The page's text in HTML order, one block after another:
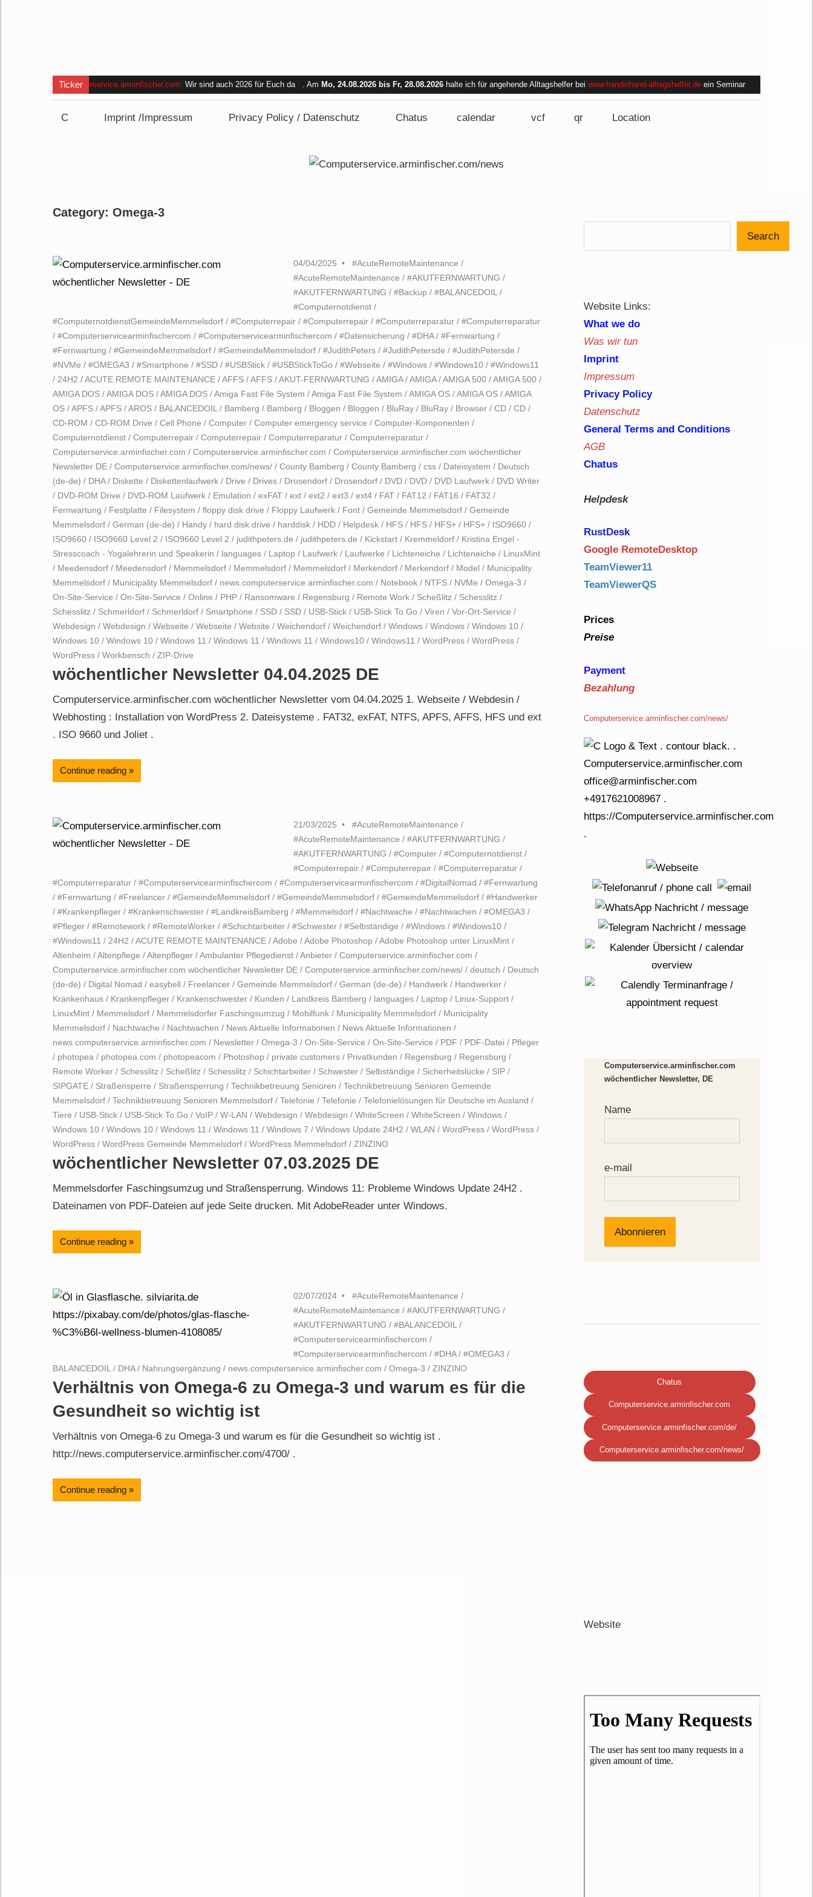
Ticker
Computerservice.arminfischer.com Wir sind auch 2026 für Euch da . Am Mo, 24.08.2026 bis Fr, 28.08.2026 halte ich für angehende Alltagshelfer bei www.handinhand-alltagshelfer.de ein Seminar
und bin im Zeitraumvon 09:00 bis 15:00 Uhr nicht erreichbar. Am Mi. 26.08.2026 sind wir nicht verfügbar.
C Imprint /Impressum Privacy Policy / Datenschutz Chatus calendar vcf qr Location
Category: Omega-3
04/04/2025 #AcuteRemoteMaintenance /
#AcuteRemoteMaintenance /#AKUTFERNWARTUNG /
#AKUTFERNWARTUNG /#Backup /#BALANCEDOIL /
#Computernotdienst /
#ComputernotdienstGemeindeMemmelsdorf / #Computerrepair / #Computerrepair / #Computerreparatur / #Computerreparatur
/ #Computerservicearminfischercom / #Computerservicearminfischercom / #Datensicherung / #DHA/ #Fernwartung /
#Fernwartung / #GemeindeMemmelsdorf / #GemeindeMemmelsdorf / #JudithPeters / #JudithPetersde / #JudithPetersde /
#NVMe / #OMEGA3 / #Smartphone / #SSD / #USBStick / #USBStickToGo / #Webseite / #Windows / #Windows10 / #Windows11
/ 24H2 /ACUTE REMOTE MAINTENANCE /AFFS /AFFS /AKUT-FERNWARTUNG /AMIGA/AMIGA/AMIGA 500 /AMIGA 500 /
AMIGA DOS /AMIGA DOS /AMIGA DOS /Amiga Fast File System /Amiga Fast File System /AMIGA OS /AMIGA OS /AMIGA
OS /APFS /APFS /AROS / BALANCEDOIL / Bamberg / Bamberg / Bloggen / Bloggen / BluRay / BluRay / Browser / CD / CD /
CD-ROM / CD-ROM Drive / Cell Phone / Computer / Computer emergency service / Computer-Komponenten /
Computernotdienst / Computerrepair / Computerrepair / Computerreparatur / Computerreparatur /
Computerservice.arminfischer.com / Computerservice.arminfischer.com / Computerservice.arminfischer.com wöchentlicher
Newsletter DE / Computerservice.arminfischer.com/news/ / County Bamberg / County Bamberg / css / Dateisystem / Deutsch
(de-de) / DHA/ Diskette / Diskettenlaufwerk / Drive / Drives / Drosendorf / Drosendorf / DVD / DVD / DVD Laufwerk / DVD Writer
/ DVD-ROM Drive / DVD-ROM Laufwerk / Emulation / exFAT / ext / ext2 / ext3 / ext4 / FAT / FAT12 / FAT16 / FAT32 /
Fernwartung / Festplatte / Filesystem / floppy disk drive / Floppy Laufwerk / Font / Gemeinde Memmelsdorf / Gemeinde
Memmelsdorf / German (de-de) / Handy / hard disk drive / harddisk / HDD / Helpdesk / HFS / HFS / HFS+ / HFS+ / ISO9660 /
ISO9660 / ISO9660 Level 2 / ISO9660 Level 2 / judithpeters.de / judithpeters.de / Kickstart / Kremmeldorf / Kristina Engel -
Stresscoach - Yogalehrerin und Speakerin / languages / Laptop / Laufwerk / Laufwerke / Lichteneiche / Lichteneiche / LinuxMint
/ Meedensdorf / Meedensdorf / Memmelsdorf / Memmelsdorf / Memmelsdorf / Merkendorf / Merkendorf / Model / Municipality
Memmelsdorf / Municipality Memmelsdorf / news.computerservice.arminfischer.com / Notebook / NTFS / NVMe / Omega-3 /
On-Site-Service / On-Site-Service / Online / PHP / Ransomware / Regensburg / Remote Work / Scheßlitz / Schesslitz /
Schesslitz / Schmerldorf / Schmerldorf / Smartphone / SSD / SSD / USB-Stick / USB-Stick To Go / Viren / Vor-Ort-Service /
Webdesign / Webdesign / Webseite / Webseite / Website / Weichendorf / Weichendorf / Windows / Windows / Windows 10 /
Windows 10 / Windows 10 / Windows 11 / Windows 11 / Windows 11 / Windows10 / Windows11 / WordPress / WordPress /
WordPress / Workbensch / ZIP-Drive
wöchentlicher Newsletter 04.04.2025 DE
Computerservice.arminfischer.com wöchentlicher Newsletter vom 04.04.2025 1. Webseite / Webdesin /
Webhosting : Installation von WordPress 2. Dateisysteme . FAT32, exFAT, NTFS, APFS, AFFS, HFS und ext
. ISO 9660 und Joliet .
Continue reading
21/03/2025 #AcuteRemoteMaintenance /
#AcuteRemoteMaintenance /#AKUTFERNWARTUNG /
#AKUTFERNWARTUNG /#Computer /#Computernotdienst /
#Computerrepair /#Computerrepair /#Computerreparatur /
#Computerreparatur / #Computerservicearminfischercom / #Computerservicearminfischercom / #DigitalNomad / #Fernwartung
/ #Fernwartung / #Freelancer / #GemeindeMemmelsdorf / #GemeindeMemmelsdorf / #GemeindeMemmelsdorf / #Handwerker
/ #Krankenpfleger / #Krankenschwester / #LandkreisBamberg / #Memmelsdorf / #Nachtwache / #Nachtwachen / #OMEGA3 /
#Pfleger / #Remotework / #RemoteWorker / #Schichtarbeiter / #Schwester / #Selbständige / #Windows / #Windows10 /
#Windows11 / 24H2 /ACUTE REMOTE MAINTENANCE /Adobe /Adobe Photoshop /Adobe Photoshop unter LinuxMint /
Altenheim /Altenpflege /Altenpfleger /Ambulanter Pflegedienst /Anbieter / Computerservice.arminfischer.com /
Computerservice.arminfischer.com wöchentlicher Newsletter DE / Computerservice.arminfischer.com/news/ / deutsch / Deutsch
(de-de) / Digital Nomad / easybell / Freelancer / Gemeinde Memmelsdorf / German (de-de) / Handwerk / Handwerker /
Krankenhaus / Krankenpfleger / Krankenschwester / Kunden / Landkreis Bamberg / languages / Laptop / Linux-Support /
LinuxMint / Memmelsdorf / Memmelsdorfer Faschingsumzug / Mobilfunk / Municipality Memmelsdorf / Municipality
Memmelsdorf / Nachtwache / Nachtwachen / News Aktuelle Informationen / News Aktuelle Informationen /
news.computerservice.arminfischer.com / Newsletter / Omega-3 / On-Site-Service / On-Site-Service / PDF / PDF-Datei / Pfleger
/ photopea / photopea.com / photopeacom / Photoshop / private customers / Privatkunden / Regensburg / Regensburg /
Remote Worker / Schesslitz / Scheßlitz / Schesslitz / Schichtarbeiter / Schwester / Selbständige / Sicherheitslücke / SIP /
SIPGATE / Straßensperre / Straßensperrung / Technikbetreuung Senioren / Technikbetreuung Senioren Gemeinde
Memmelsdorf / Technikbetreuung Senioren Memmelsdorf / Telefonie / Telefonie / Telefonielösungen für Deutsche im Ausland /
Tiere / USB-Stick / USB-Stick To Go / VoIP / W-LAN / Webdesign / Webdesign / WhiteScreen / WhiteScreen / Windows /
Windows 10 / Windows 10 / Windows 11 / Windows 11 / Windows 7 / Windows Update 24H2 / WLAN / WordPress / WordPress /
WordPress / WordPress Gemeinde Memmelsdorf / WordPress Memmelsdorf / ZINZINO
wöchentlicher Newsletter 07.03.2025 DE
Memmelsdorfer Faschingsumzug und Straßensperrung. Windows 11: Probleme Windows Update 24H2 .
Dateinamen von PDF-Dateien auf jede Seite drucken. Mit AdobeReader unter Windows.
Continue reading
02/07/2024 #AcuteRemoteMaintenance /
#AcuteRemoteMaintenance /#AKUTFERNWARTUNG /
#AKUTFERNWARTUNG /#BALANCEDOIL /
#Computerservicearminfischercom /
#Computerservicearminfischercom /#DHA/#OMEGA3 /
BALANCEDOIL / DHA/ Nahrungsergänzung / news.computerservice.arminfischer.com / Omega-3 / ZINZINO
Verhältnis von Omega-6 zu Omega-3 und warum es für die
Gesundheit so wichtig ist
Verhältnis von Omega-6 zu Omega-3 und warum es für die Gesundheit so wichtig ist .
http://news.computerservice.arminfischer.com/4700/ .
Continue reading
Search
Website Links:
What we do
Was wir tun
Imprint
Impressum
Privacy Policy
Datenschutz
General Terms and Conditions
AGB
Chatus
Helpdesk
RustDesk
Google RemoteDesktop
TeamViewer11
TeamViewerQS
Prices
Preise
Payment
Bezahlung
Computerservice.arminfischer.com/news/
Computerservice.arminfischer.com
wöchentlicher Newsletter, DE
Name
e-mail
Chatus
Computerservice.arminfischer.com
Computerservice.arminfischer.com/de/
Computerservice.arminfischer.com/news/
Website